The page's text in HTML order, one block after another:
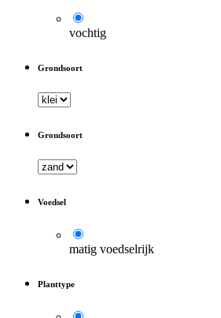
vochtig
Grondsoort
Grondsoort
Voedsel
matig voedselrijk
Planttype